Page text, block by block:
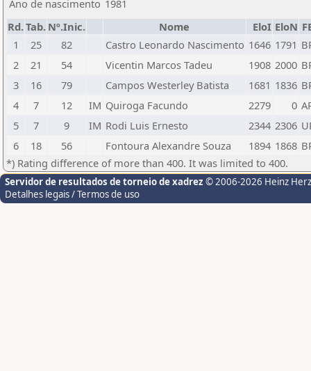
Ano de nascimento 1981
Rd.Tab. Nº.Inic. Nome EloI EloN
1
25 82 Castro Leonardo Nascimento 1646 1791
2
21 54 Vicentin Marcos Tadeu 1908 2000
3
16 79 Campos Westerley Batista 1681 1836
4
7 12 IM Quiroga Facundo 2279 0
5
7 9 IM Rodi Luis Ernesto 2344 2306
6
18 56 Fontoura Alexandre Souza 1894 1868
*) Rating difference of more than 400. It was limited to 400.
Servidor de resultados de torneio de xadrez © 2006-2026 Heinz
Detalhes legais / Termos de uso